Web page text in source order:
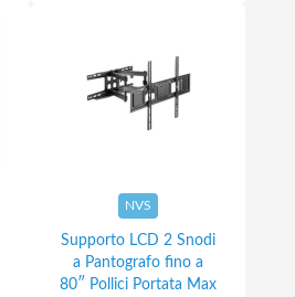
NVS
Supporto LCD 2 Snodi
a Pantografo fino a
80″ Pollici Portata Max